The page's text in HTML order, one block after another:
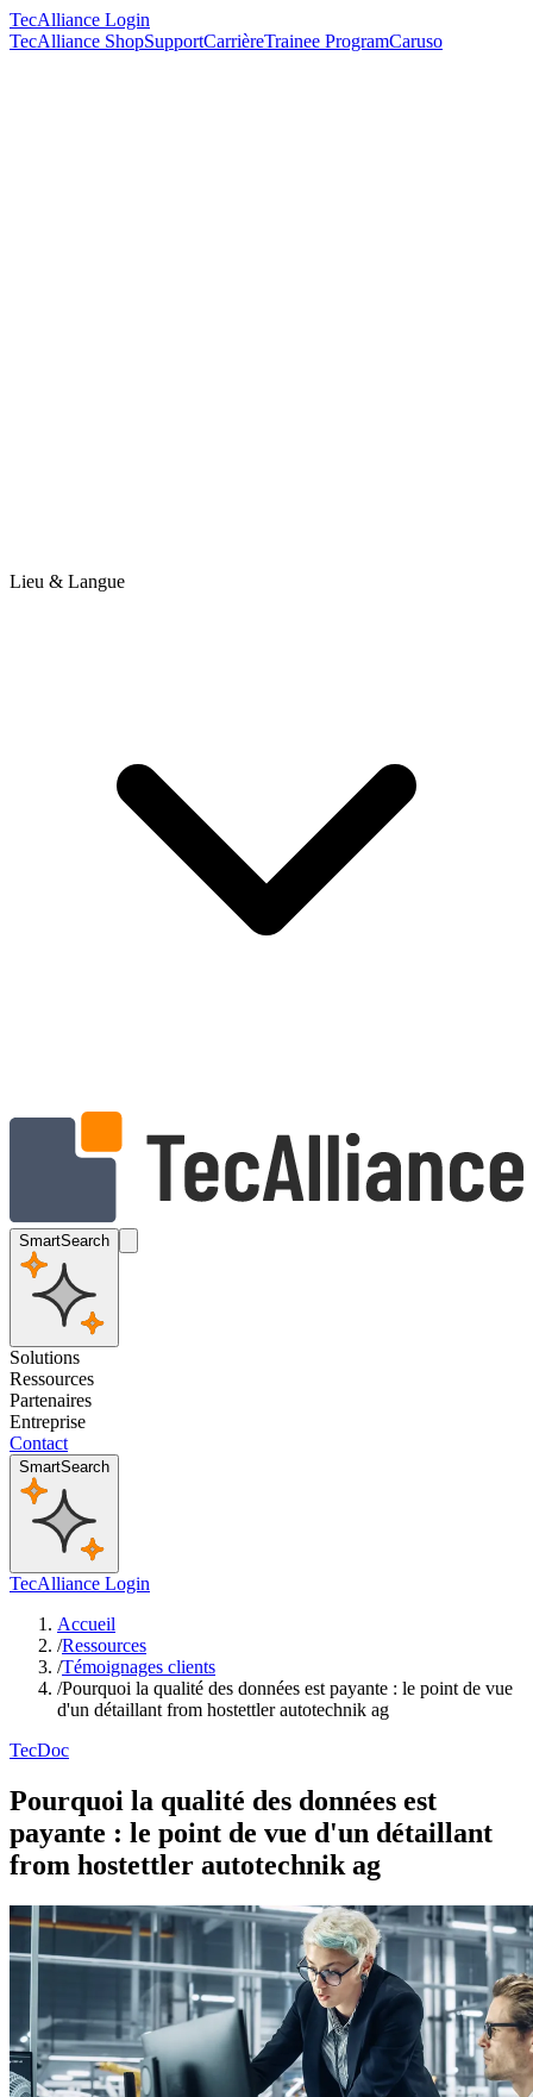
TecAlliance Login
TecAlliance ShopSupportCarrièreTrainee ProgramCaruso
Lieu & Langue
SmartSearch
Solutions
Ressources
Partenaires
Entreprise
Contact
SmartSearch
TecAlliance Login
Accueil
/Ressources
/Témoignages clients
/Pourquoi la qualité des données est payante : le point de vue
d'un détaillant from hostettler autotechnik ag
TecDoc
Pourquoi la qualité des données est
payante : le point de vue d'un détaillant
from hostettler autotechnik ag